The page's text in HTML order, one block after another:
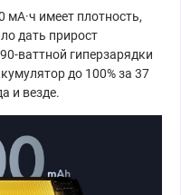
имеет плотность,
дать прирост
ваттной гиперзарядки
до 100% за 37
и везде.